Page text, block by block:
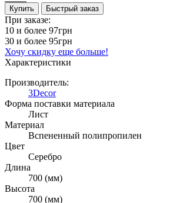
Купить Быстрый заказ
При заказе:
10 и более 97грн
30 и более 95грн
Хочу скидку еще больше!
Характеристики
Производитель:
3Decor
Форма поставки материала
Лист
Материал
Вспененный полипропилен
Цвет
Серебро
Длина
700 (мм)
Высота
700 (мм)